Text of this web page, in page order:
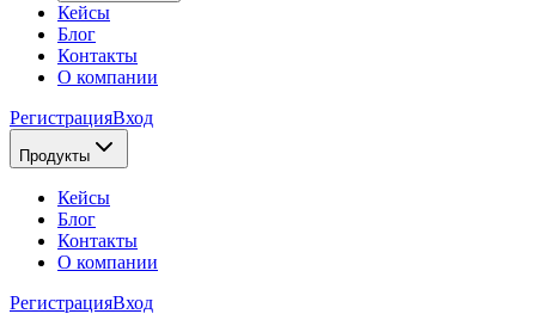
Кейсы
Блог
Контакты
О компании
РегистрацияВход
Продукты
Кейсы
Блог
Контакты
О компании
РегистрацияВход